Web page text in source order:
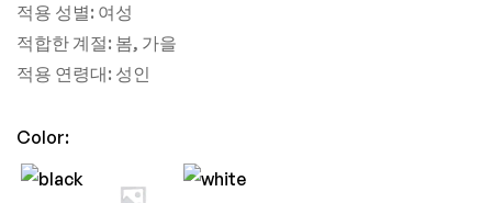
적용 성별: 여성
적합한 계절: 봄, 가을
적용 연령대: 성인
Color: